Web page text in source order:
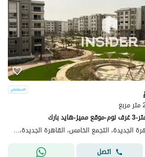
كومباوند هايد بارك القاهرة الجديدة، التجمع الخامس، القاهرة الجديدة، القاهرة
اتصل